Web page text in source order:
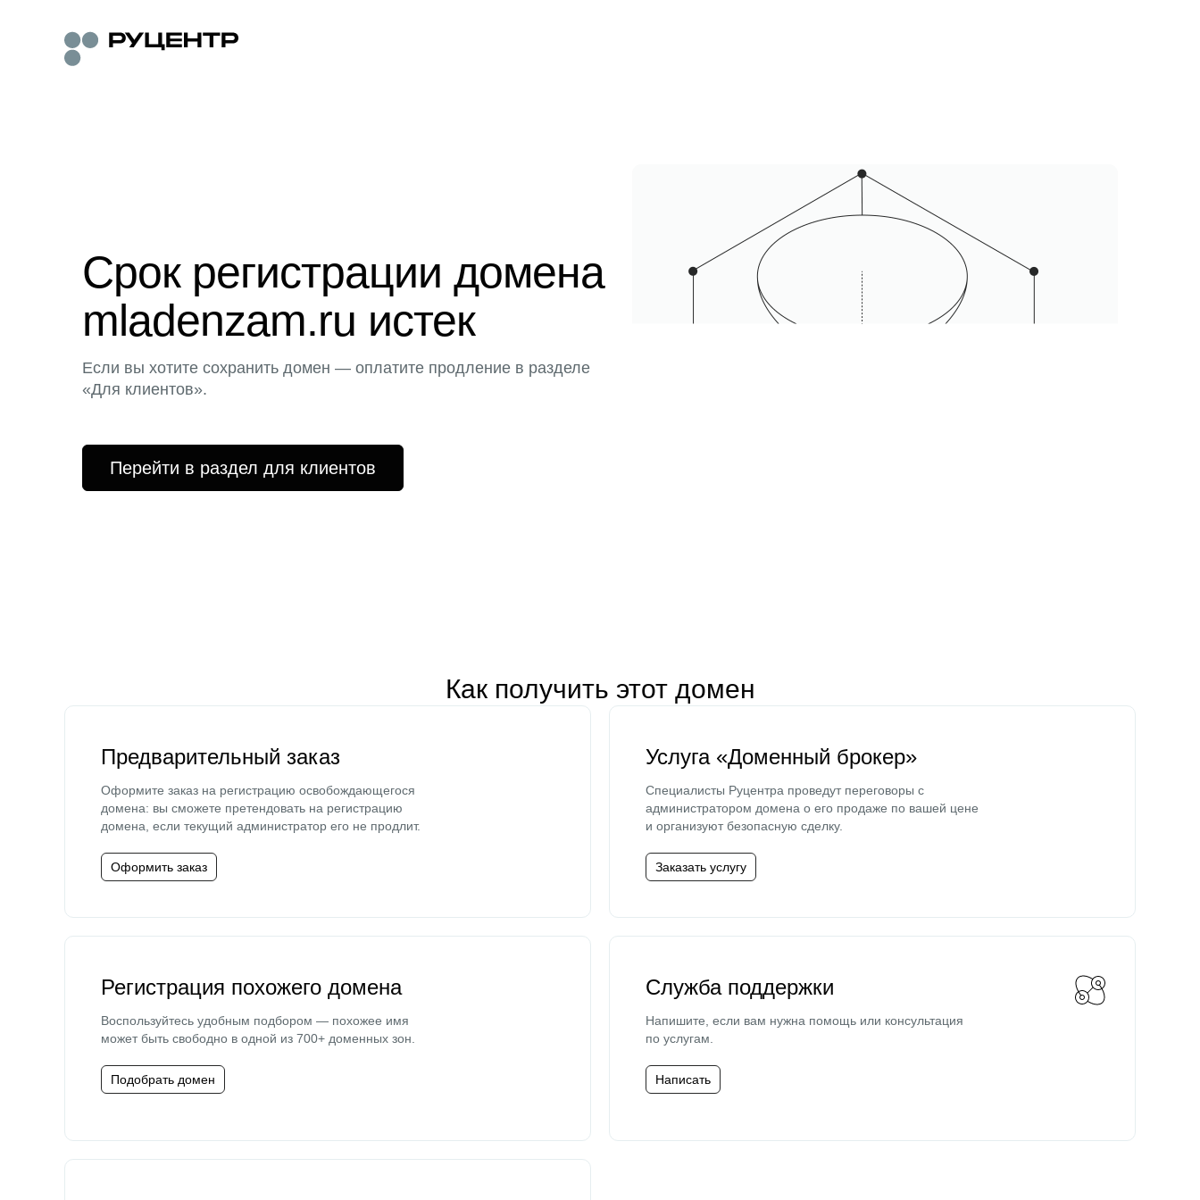
Срок регистрации домена
mladenzam.ru истек
Если вы хотите сохранить домен — оплатите продление в разделе
«Для клиентов».
Перейти в раздел для клиентов
Как получить этот домен
Предварительный заказ
Оформите заказ на регистрацию освобождающегося
домена: вы сможете претендовать на регистрацию
домена, если текущий администратор его не продлит.
Оформить заказ
Услуга «Доменный брокер»
Специалисты Руцентра проведут переговоры с
администратором домена о его продаже по вашей цене
и организуют безопасную сделку.
Заказать услугу
Регистрация похожего домена
Воспользуйтесь удобным подбором — похожее имя
может быть свободно в одной из 700+ доменных зон.
Подобрать домен
Служба поддержки
Напишите, если вам нужна помощь или консультация
по услугам.
Написать